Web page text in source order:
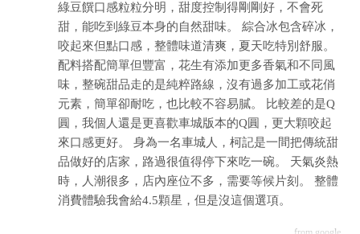
綠豆饌口感粒粒分明，甜度控制得剛剛好，不會死
甜，能吃到綠豆本身的自然甜味。 綜合冰包含碎冰，
咬起來但點口感，整體味道清爽，夏天吃特別舒服。
配料搭配簡單但豐富，花生有添加更多香氣和不同風
味，整碗甜品走的是純粹路線，沒有過多加工或花俏
元素，簡單卻耐吃，也比較不容易膩。 比較差的是Q
圓，我個人還是更喜歡車城版本的Q圓，更大顆咬起
來口感更好。 身為一名車城人，柯記是一間把傳統甜
品做好的店家，路過很值得停下來吃一碗。 天氣炎熱
時，人潮很多，店內座位不多，需要等候片刻。 整體
消費體驗我會給4.5顆星，但是沒這個選項。